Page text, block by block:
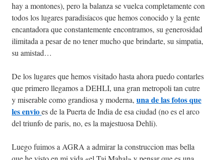
hay a montones), pero la balanza se vuelca completamente con
todos los lugares paradisíacos que hemos conocido y la gente
encantadora que constantemente encontramos, su generosidad
ilimitada a pesar de no tener mucho que brindarte, su simpatia,
su amistad…
De los lugares que hemos visitado hasta ahora puedo contarles
que primero llegamos a DEHLI, una gran metropoli tan cutre
y miserable como grandiosa y moderna, una de las fotos que
les envioes de la Puerta de India de esa ciudad (no es el arco
del triunfo de paris, no, es la majestuosa Dehli).
Luego fuimos a AGRA a admirar la construccion mas bella